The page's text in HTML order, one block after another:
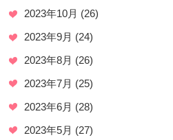
2023年10月 (26)
2023年9月 (24)
2023年8月 (26)
2023年7月 (25)
2023年6月 (28)
2023年5月 (27)